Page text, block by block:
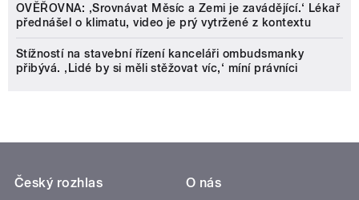
OVĚŘOVNA: ‚Srovnávat Měsíc a Zemi je zavádějící.‘ Lékař
přednášel o klimatu, video je prý vytržené z kontextu
Stížností na stavební řízení kanceláři ombudsmanky
přibývá. ‚Lidé by si měli stěžovat víc,‘ míní právníci
Český rozhlas
O nás